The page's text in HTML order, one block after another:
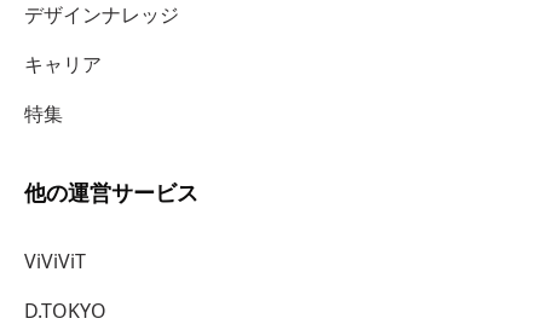
デザインナレッジ
キャリア
特集
他の運営サービス
ViViViT
D.TOKYO